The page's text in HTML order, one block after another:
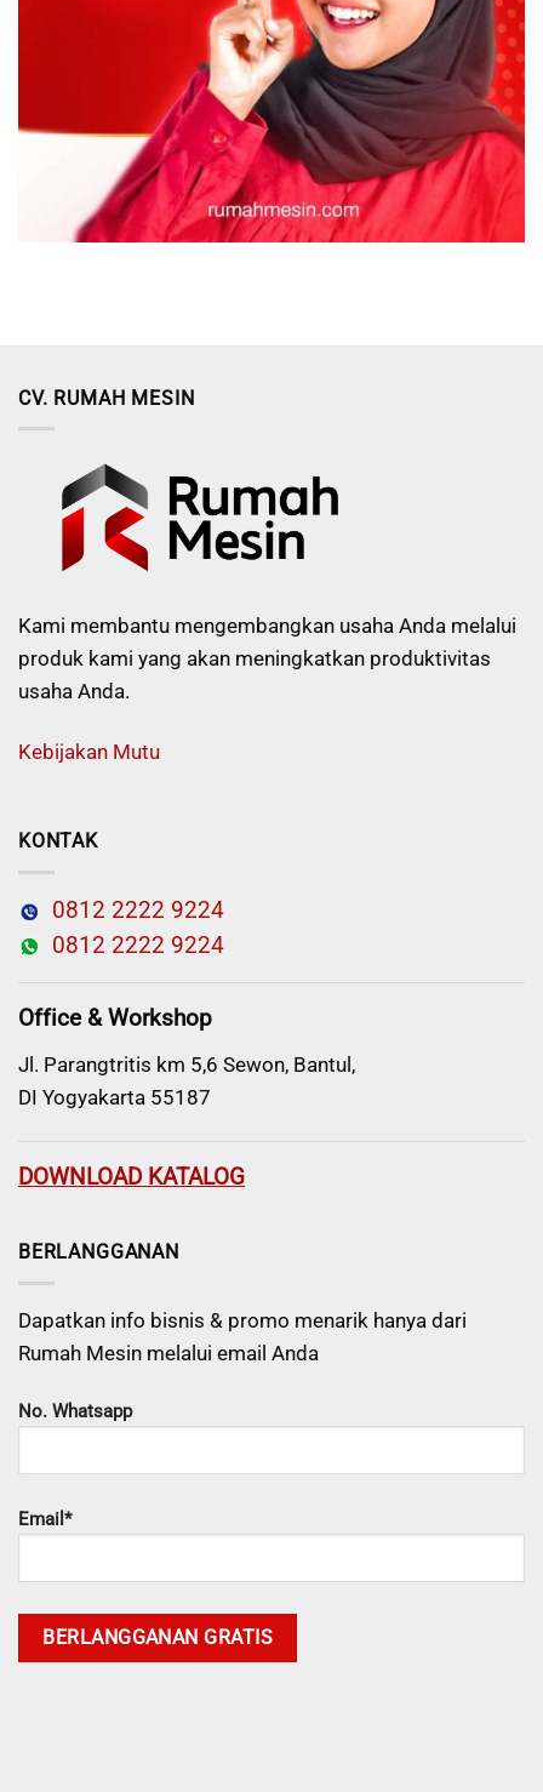
CV. RUMAH MESIN
Kami membantu mengembangkan usaha Anda melalui
produk kami yang akan meningkatkan produktivitas
usaha Anda.
Kebijakan Mutu
KONTAK
0812 2222 9224
0812 2222 9224
Office & Workshop
Jl. Parangtritis km 5,6 Sewon, Bantul,
DI Yogyakarta 55187
DOWNLOAD KATALOG
BERLANGGANAN
Dapatkan info bisnis & promo menarik hanya dari
Rumah Mesin melalui email Anda
No. Whatsapp
Email*